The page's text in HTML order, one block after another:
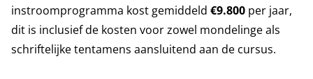
instroomprogramma kost gemiddeld €9.800 per jaar,
dit is inclusief de kosten voor zowel mondelinge als
schriftelijke tentamens aansluitend aan de cursus.